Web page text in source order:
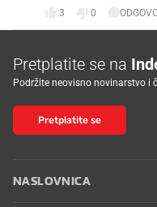
3 0
Pretplatite se na
Podržite neovisno novinarstvo i
Pretplatite se
NASLOVNICA